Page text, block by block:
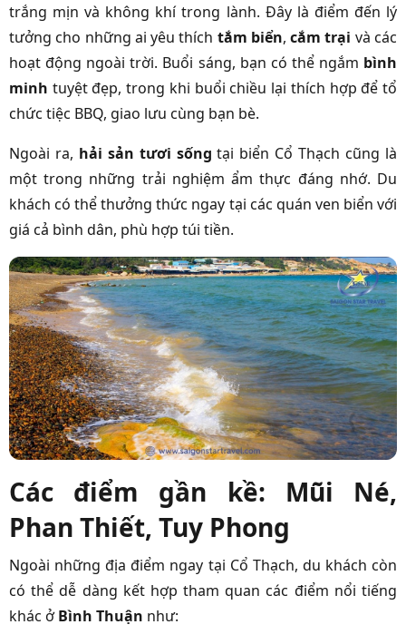
trắng mịn và không khí trong lành. Đây là điểm đến lý
tưởng cho những ai yêu thích tắm biển,cắm trại và các
hoạt động ngoài trời. Buổi sáng, bạn có thể ngắm bình
minh tuyệt đẹp, trong khi buổi chiều lại thích hợp để tổ
chức tiệc BBQ, giao lưu cùng bạn bè.
Ngoài ra, hải sản tươi sống tại biển Cổ Thạch cũng là
một trong những trải nghiệm ẩm thực đáng nhớ. Du
khách có thể thưởng thức ngay tại các quán ven biển với
giá cả bình dân, phù hợp túi tiền.
Các điểm gần kề: Mũi Né,
Phan Thiết, Tuy Phong
Ngoài những địa điểm ngay tại Cổ Thạch, du khách còn
có thể dễ dàng kết hợp tham quan các điểm nổi tiếng
khác ởBình Thuận như: